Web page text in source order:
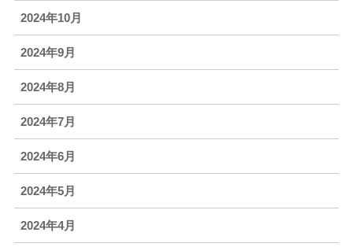
2024年10月
2024年9月
2024年8月
2024年7月
2024年6月
2024年5月
2024年4月